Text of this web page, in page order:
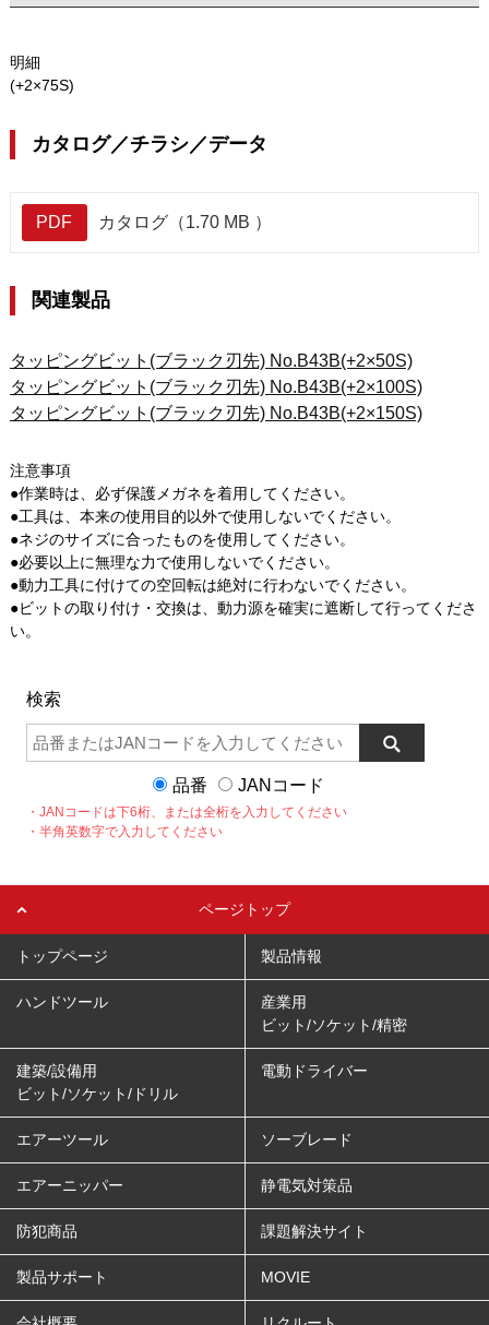
明細
(+2×75S)
カタログ／チラシ／データ
PDF カタログ（1.70 MB ）
関連製品
タッピングビット(ブラック刃先) No.B43B(+2×50S)
タッピングビット(ブラック刃先) No.B43B(+2×100S)
タッピングビット(ブラック刃先) No.B43B(+2×150S)
注意事項
●作業時は、必ず保護メガネを着用してください。
●工具は、本来の使用目的以外で使用しないでください。
●ネジのサイズに合ったものを使用してください。
●必要以上に無理な力で使用しないでください。
●動力工具に付けての空回転は絶対に行わないでください。
●ビットの取り付け・交換は、動力源を確実に遮断して行ってくださ
い。
検索
品番 JANコード
・JANコードは下6桁、または全桁を入力してください
・半角英数字で入力してください
ページトップ
トップページ 製品情報
ハンドツール
産業用
ビット/ソケット/精密
建築/設備用
ビット/ソケット/ドリル
電動ドライバー
エアーツール ソーブレード
エアーニッパー 静電気対策品
防犯商品 課題解決サイト
製品サポート MOVIE